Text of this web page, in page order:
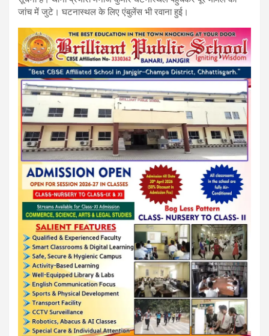
o
o
k
A
p
p
a
m
जांच में जुटे। घटनास्थल के लिए एंबुलेंस भी रवाना हुई।